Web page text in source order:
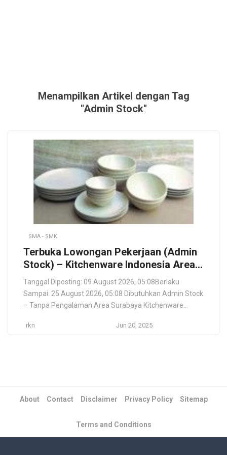
Menampilkan Artikel dengan Tag
"Admin Stock"
SMA - SMK
Terbuka Lowongan Pekerjaan (Admin
Stock) – Kitchenware Indonesia Area
Surabaya
Tanggal Diposting: 09 August 2026, 05:08Berlaku
Sampai: 25 August 2026, 05:08 Dibutuhkan Admin Stock
– Tanpa Pengalaman Area Surabaya Kitchenware
Stock di wilayah Surabaya. Tanggung jawab utama
rkn Jun 20, 2025
About Contact Disclaimer Privacy Policy Sitemap
Terms and Conditions